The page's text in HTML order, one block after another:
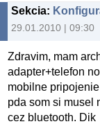
Sekcia:
29.01.2010 | 09:30
Zdravim, mam
adapter+telefon
mobilne
pda som si musel
cez bluetooth. Dik